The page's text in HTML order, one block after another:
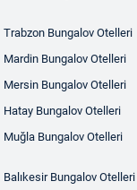
Trabzon Bungalov Otelleri
Mardin Bungalov Otelleri
Mersin Bungalov Otelleri
Hatay Bungalov Otelleri
Muğla Bungalov Otelleri
Balıkesir Bungalov Otelleri